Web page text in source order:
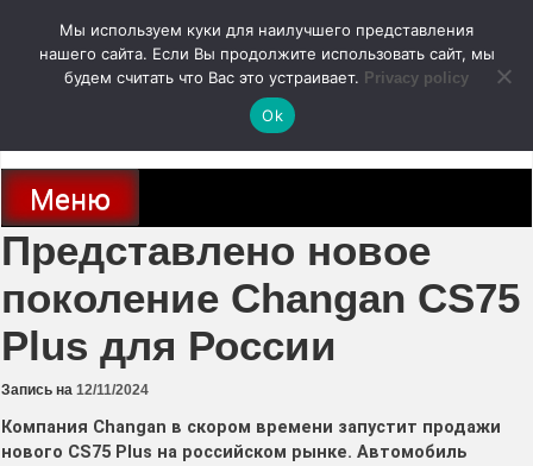
содержимому
autodoc24.ru
Новости про современные автомобили и не только, новинки зарубежного
и отечественного автопрома
Меню
Представлено новое
поколение Changan CS75
Plus для России
Запись на 12/11/2024
Компания Changan в скором времени запустит продажи
нового CS75 Plus на российском рынке. Автомобиль
Мы используем куки для наилучшего представления
нашего сайта. Если Вы продолжите использовать сайт, мы
будем считать что Вас это устраивает. Privacy policy
Ok